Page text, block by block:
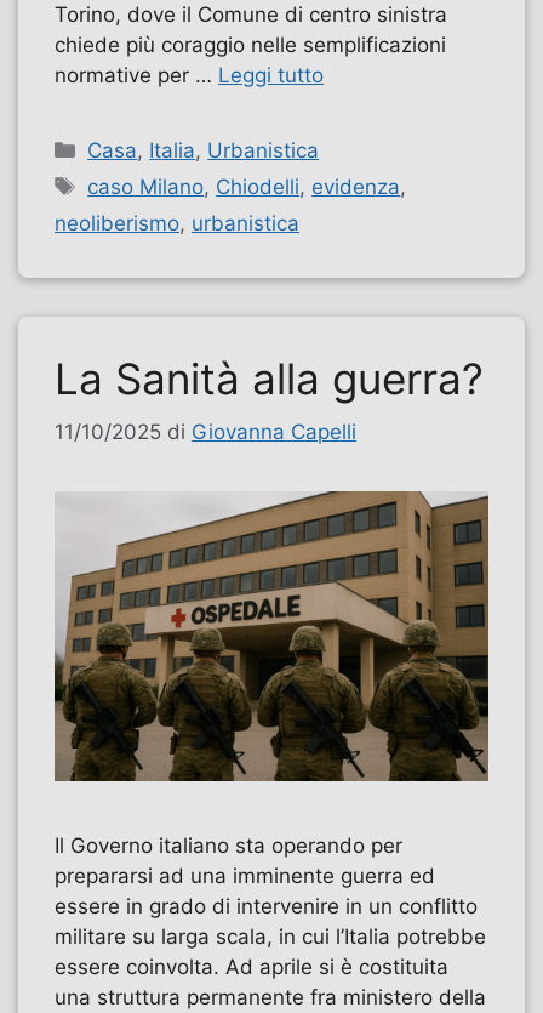
Torino, dove il Comune di centro sinistra
chiede più coraggio nelle semplificazioni
normative per … Leggi tutto
Categorie
Casa, Italia, Urbanistica
Tag
caso Milano, Chiodelli, evidenza,
neoliberismo, urbanistica
La Sanità alla guerra?
11/10/2025 di Giovanna Capelli
Il Governo italiano sta operando per
prepararsi ad una imminente guerra ed
essere in grado di intervenire in un conflitto
militare su larga scala, in cui l’Italia potrebbe
essere coinvolta. Ad aprile si è costituita
una struttura permanente fra ministero della